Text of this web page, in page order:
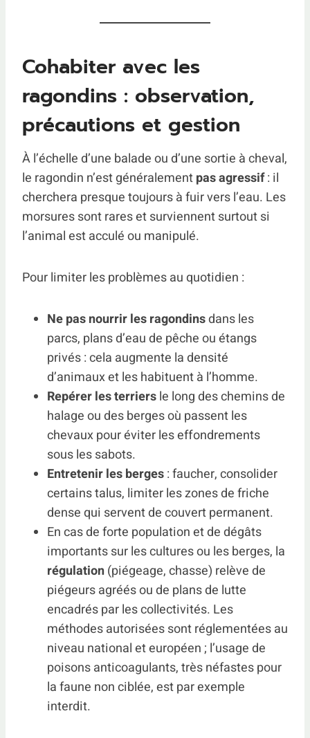
Cohabiter avec les
ragondins : observation,
précautions et gestion
À l’échelle d’une balade ou d’une sortie à cheval,
le ragondin n’est généralementpas agressif: il
cherchera presque toujours à fuir vers l’eau. Les
morsures sont rares et surviennent surtout si
l’animal est acculé ou manipulé.
Pour limiter les problèmes au quotidien :
Ne pas nourrir les ragondinsdans les
parcs, plans d’eau de pêche ou étangs
privés : cela augmente la densité
d’animaux et les habituent à l’homme.
Repérer les terriersle long des chemins de
halage ou des berges où passent les
chevaux pour éviter les effondrements
sous les sabots.
Entretenir les berges: faucher, consolider
certains talus, limiter les zones de friche
dense qui servent de couvert permanent.
En cas de forte population et de dégâts
importants sur les cultures ou les berges, la
régulation(piégeage, chasse) relève de
piégeurs agréés ou de plans de lutte
encadrés par les collectivités. Les
méthodes autorisées sont réglementées au
niveau national et européen ; l’usage de
poisons anticoagulants, très néfastes pour
la faune non ciblée, est par exemple
interdit.